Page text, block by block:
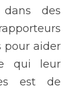
des
pour aider
qui leur
est de